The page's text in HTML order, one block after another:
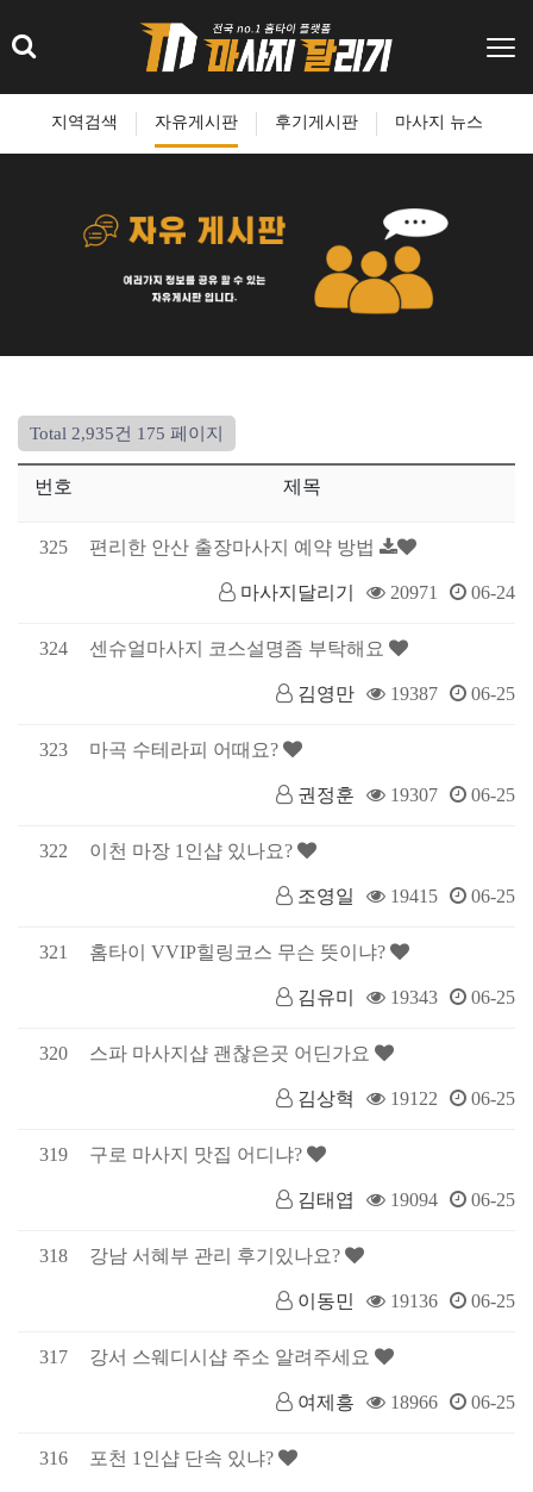
지역검색 자유게시판 후기게시판 마사지 뉴스
Total 2,935건 175 페이지
번호 제목
325 편리한 안산 출장마사지 예약 방법
마사지달리기 20971 06-24
324 센슈얼마사지 코스설명좀 부탁해요
김영만 19387 06-25
323 마곡 수테라피 어때요?
권정훈 19307 06-25
322 이천 마장 1인샵 있나요?
조영일 19415 06-25
321 홈타이 VVIP힐링코스 무슨 뜻이냐?
김유미 19343 06-25
320 스파 마사지샵 괜찮은곳 어딘가요
김상혁 19122 06-25
319 구로 마사지 맛집 어디냐?
김태엽 19094 06-25
318 강남 서혜부 관리 후기있나요?
이동민 19136 06-25
317 강서 스웨디시샵 주소 알려주세요
여제흥 18966 06-25
316 포천 1인샵 단속 있냐?